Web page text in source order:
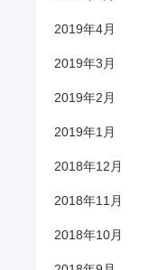
2019年4月
2019年3月
2019年2月
2019年1月
2018年12月
2018年11月
2018年10月